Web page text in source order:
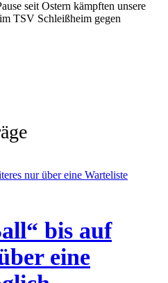
seit Ostern kämpften unsere
TSV Schleißheim gegen
bis auf
eine